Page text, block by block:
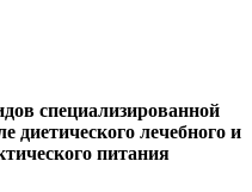
специализированной
диетического лечебного и
питания